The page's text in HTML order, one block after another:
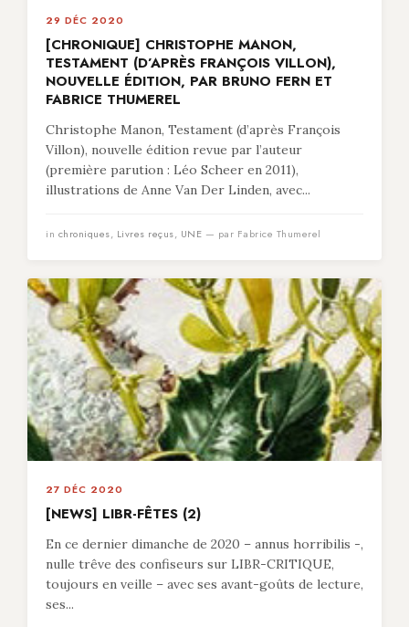
29 DÉC 2020
[CHRONIQUE] CHRISTOPHE MANON,
TESTAMENT (D’APRÈS FRANÇOIS VILLON),
NOUVELLE ÉDITION, PAR BRUNO FERN ET
FABRICE THUMEREL
Christophe Manon, Testament (d’après François
Villon), nouvelle édition revue par l’auteur
(première parution : Léo Scheer en 2011),
illustrations de Anne Van Der Linden, avec...
in chroniques, Livres reçus, UNE — par Fabrice Thumerel
27 DÉC 2020
[NEWS] LIBR-FÊTES (2)
En ce dernier dimanche de 2020 – annus horribilis -,
nulle trêve des confiseurs sur LIBR-CRITIQUE,
toujours en veille – avec ses avant-goûts de lecture,
ses...